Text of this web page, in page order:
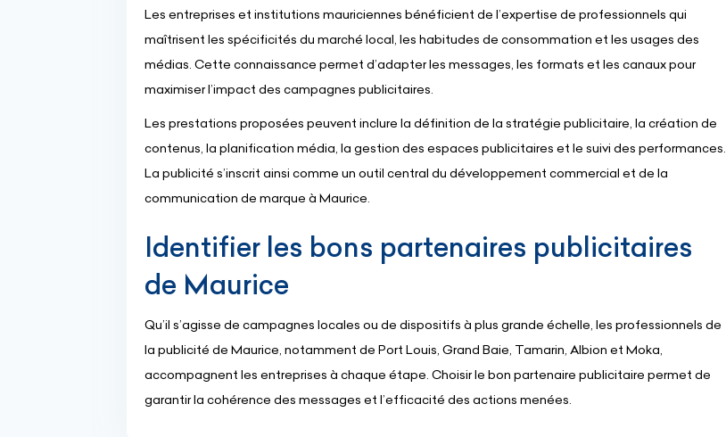
Les entreprises et institutions mauriciennes bénéficient de l’expertise de professionnels qui
maîtrisent les spécificités du marché local, les habitudes de consommation et les usages des
médias. Cette connaissance permet d’adapter les messages, les formats et les canaux pour
maximiser l’impact des campagnes publicitaires.
Les prestations proposées peuvent inclure la définition de la stratégie publicitaire, la création de
contenus, la planification média, la gestion des espaces publicitaires et le suivi des performances.
La publicité s’inscrit ainsi comme un outil central du développement commercial et de la
communication de marque à Maurice.
Identifier les bons partenaires publicitaires
de Maurice
Qu’il s’agisse de campagnes locales ou de dispositifs à plus grande échelle, les professionnels de
la publicité de Maurice, notamment de Port Louis, Grand Baie, Tamarin, Albion et Moka,
accompagnent les entreprises à chaque étape. Choisir le bon partenaire publicitaire permet de
garantir la cohérence des messages et l’efficacité des actions menées.